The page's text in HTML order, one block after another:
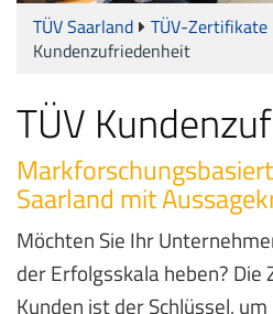
TÜV Saarland TÜV-Zertifikate
Kundenzufriedenheit
TÜV
Saarland mit
Möchten Sie Ihr
der Erfolgsskala heben?
Kunden ist der Schlüssel,